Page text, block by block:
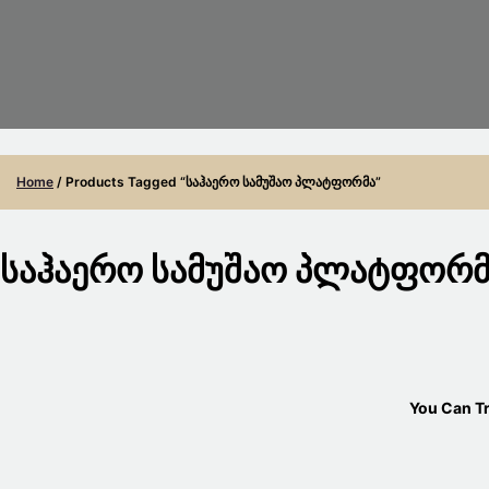
Home / Products Tagged “საჰაერო Სამუშაო Პლატფორმა”
Საჰაერო Სამუშაო
You Can